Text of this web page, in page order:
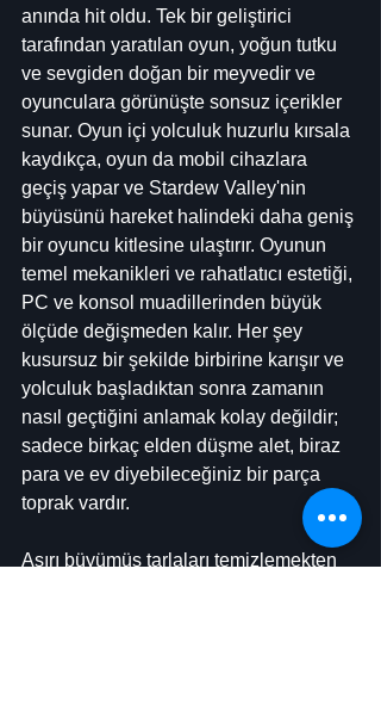
anında hit oldu. Tek bir geliştirici
tarafından yaratılan oyun, yoğun tutku
ve sevgiden doğan bir meyvedir ve
oyunculara görünüşte sonsuz içerikler
sunar. Oyun içi yolculuk huzurlu kırsala
kaydıkça, oyun da mobil cihazlara
geçiş yapar ve Stardew Valley'nin
büyüsünü hareket halindeki daha geniş
bir oyuncu kitlesine ulaştırır. Oyunun
temel mekanikleri ve rahatlatıcı estetiği,
PC ve konsol muadillerinden büyük
ölçüde değişmeden kalır. Her şey
kusursuz bir şekilde birbirine karışır ve
yolculuk başladıktan sonra zamanın
nasıl geçtiğini anlamak kolay değildir;
sadece birkaç elden düşme alet, biraz
para ve ev diyebileceğiniz bir parça
toprak vardır.
Aşırı büyümüş tarlaları temizlemekten